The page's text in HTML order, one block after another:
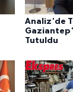
Analiz'de
Tutuldu